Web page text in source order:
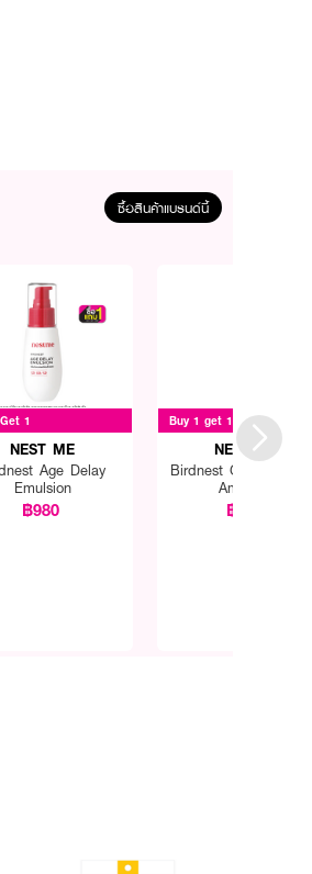
ซื้อสินค้าแบรนด์นี้
1
NEST ME
Age Delay
Emulsion
฿980
Buy 1 get 1 for ฿459
NEST ME
Birdnest Gluta
Ampoule
฿560